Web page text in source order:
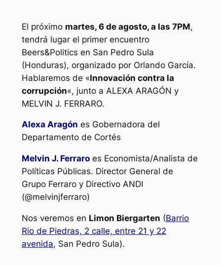
El próximo martes, 6 de agosto, a las 7PM,
tendrá lugar el primer encuentro
Beers&Politics en San Pedro Sula
(Honduras), organizado por Orlando García.
Hablaremos de «Innovación contra la
corrupción«, junto a ALEXA ARAGÓN y
MELVIN J. FERRARO.
Alexa Aragón es Gobernadora del
Departamento de Cortés
Melvin J. Ferraroes Economista/Analista de
Políticas Públicas. Director General de
Grupo Ferraro y Directivo ANDI
(@melvinjferraro)
Nos veremos en Limon Biergarten (Barrio
Rio de Piedras, 2 calle, entre 21 y 22
avenida, San Pedro Sula).